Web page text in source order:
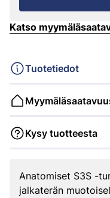
Katso
Tuotetiedot
Kysy tuotteesta
Anatomiset S3S -
jalkaterän